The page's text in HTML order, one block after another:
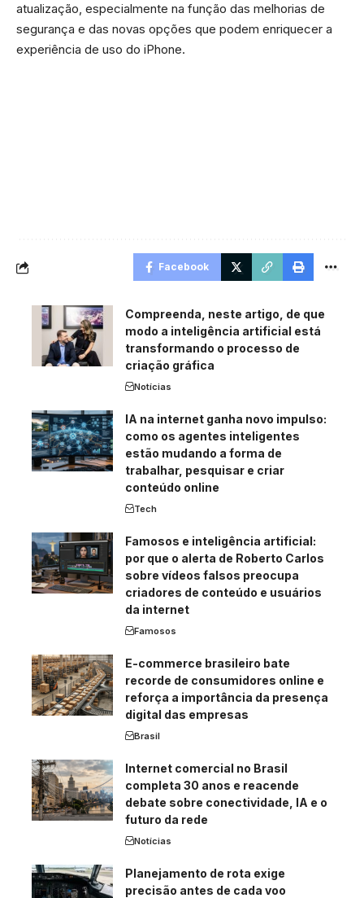
atualização, especialmente na função das melhorias de
segurança e das novas opções que podem enriquecer a
experiência de uso do iPhone.
Facebook
Compreenda, neste artigo, de que
modo a inteligência artificial está
transformando o processo de
criação gráfica
Notícias
IA na internet ganha novo impulso:
como os agentes inteligentes
estão mudando a forma de
trabalhar, pesquisar e criar
conteúdo online
Tech
Famosos e inteligência artificial:
por que o alerta de Roberto Carlos
sobre vídeos falsos preocupa
criadores de conteúdo e usuários
da internet
Famosos
E-commerce brasileiro bate
recorde de consumidores online e
reforça a importância da presença
digital das empresas
Brasil
Internet comercial no Brasil
completa 30 anos e reacende
debate sobre conectividade, IA e o
futuro da rede
Notícias
Planejamento de rota exige
precisão antes de cada voo